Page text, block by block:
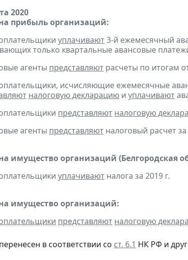
2020
прибыль организаций:
уплачивают3-й ежемесячный
только квартальные авансовые
агенты представляют расчеты по итогам
исчисляющие ежемесячные
налоговую декларацию и уплачивают
представляют налоговую
агенты представляют налоговый расчет за
имущество организаций (Белгородская
уплачивают налога за 2019 г.
имущество организаций:
представляют налоговую
в соответствии со ст. 6.1 НК РФ и